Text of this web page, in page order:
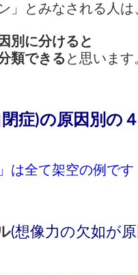
」とみなされる人は
別に分けると
類できる と思います
閉症)の原因別の
は全て架空の例です
(想像力の欠如が